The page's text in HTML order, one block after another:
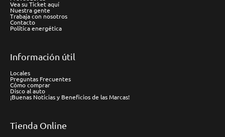
Vea su Ticket aquí
Nuestra gente
Trabaja con nosotros
Contacto
Política energética
Información útil
Locales
Preguntas Frecuentes
Cómo comprar
Disco al auto
¡Buenas Noticias y Beneficios de las Marcas!
Tienda Online